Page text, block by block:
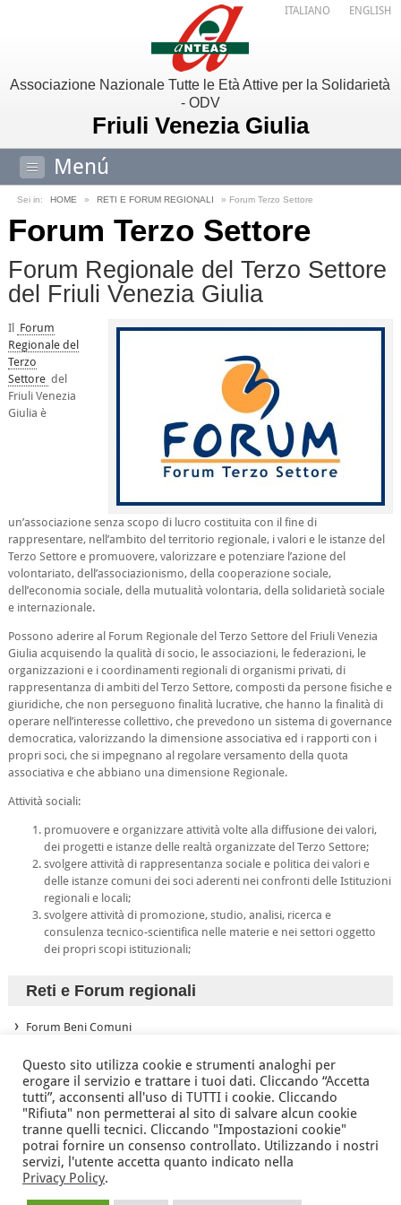
Associazione Nazionale Tutte le Età Attive per la Solidarietà
- ODV
Friuli Venezia Giulia
Menú
ITALIANO ENGLISH
Sei in: HOME » RETI E FORUM REGIONALI » Forum Terzo Settore
Forum Terzo Settore
Forum Regionale del Terzo Settore
del Friuli Venezia Giulia
Il
Forum
Regionale del
Terzo
Settore del
Friuli Venezia
Giulia è
un’associazione senza scopo di lucro costituita con il fine di
rappresentare, nell’ambito del territorio regionale, i valori e le istanze del
Terzo Settore e promuovere, valorizzare e potenziare l’azione del
volontariato, dell’associazionismo, della cooperazione sociale,
dell’economia sociale, della mutualità volontaria, della solidarietà sociale
e internazionale.
Possono aderire al Forum Regionale del Terzo Settore del Friuli Venezia
Giulia acquisendo la qualità di socio, le associazioni, le federazioni, le
organizzazioni e i coordinamenti regionali di organismi privati, di
rappresentanza di ambiti del Terzo Settore, composti da persone fisiche e
giuridiche, che non perseguono finalità lucrative, che hanno la finalità di
operare nell’interesse collettivo, che prevedono un sistema di governance
democratica, valorizzando la dimensione associativa ed i rapporti con i
propri soci, che si impegnano al regolare versamento della quota
associativa e che abbiano una dimensione Regionale.
Attività sociali:
promuovere e organizzare attività volte alla diffusione dei valori,
dei progetti e istanze delle realtà organizzate del Terzo Settore;
svolgere attività di rappresentanza sociale e politica dei valori e
delle istanze comuni dei soci aderenti nei confronti delle Istituzioni
regionali e locali;
svolgere attività di promozione, studio, analisi, ricerca e
consulenza tecnico-scientifica nelle materie e nei settori oggetto
dei propri scopi istituzionali;
Reti e Forum regionali
Forum Beni Comuni
Associazione Nazionale Tutte le Età Attive per la Solidarietà
della Regione Friuli Venezia Giulia ODV
via Battistig, 60 -33100Udine Tel/Fax +39 0432 246432
anteas@volontariato.fvg.it
Questo sito utilizza cookie e strumenti analoghi per
erogare il servizio e trattare i tuoi dati. Cliccando “Accetta
tutti”, acconsenti all'uso di TUTTI i cookie. Cliccando
"Rifiuta" non permetterai al sito di salvare alcun cookie
tranne quelli tecnici. Cliccando "Impostazioni cookie"
potrai fornire un consenso controllato. Utilizzando i nostri
servizi, l'utente accetta quanto indicato nella
Privacy Policy.